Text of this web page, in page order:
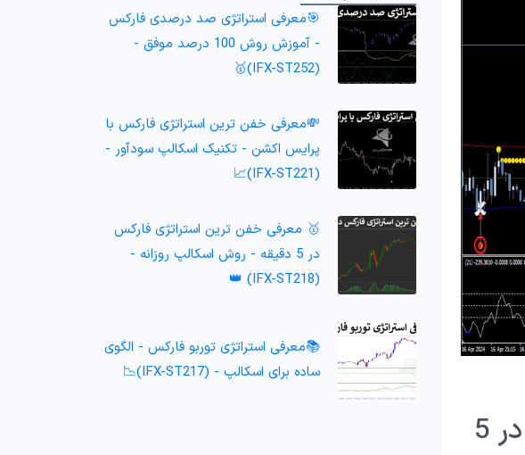
شرایط استفاده از استراتژی ساده اسکالپ طلا در 5
🎯معرفی استراتژی صد درصدی فارکس
- آموزش روش 100 درصد موفق -
(IFX-ST252)🥇
💸معرفی خفن ترین استراتژی فارکس با
پرایس اکشن - تکنیک اسکالپ سودآور -
(IFX-ST221)📈
🥇 معرفی خفن ترین استراتژی فارکس
در 5 دقیقه - روش اسکالپ روزانه -
(IFX-ST218) 👑
📚معرفی استراتژی توربو فارکس - الگوی
ساده برای اسکالپ - (IFX-ST217)📉